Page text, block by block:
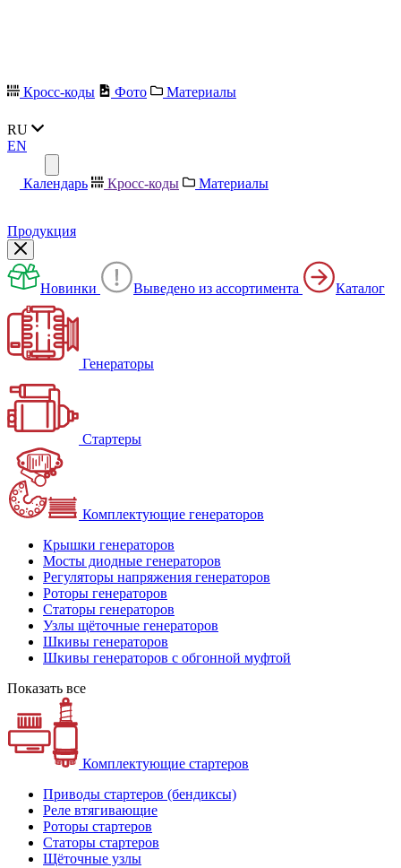
Кросс-коды Фото Материалы
RU
EN
Календарь Кросс-коды Материалы
Продукция
Новинки Выведено из ассортимента Каталог
Генераторы
Стартеры
Комплектующие генераторов
Крышки генераторов
Мосты диодные генераторов
Регуляторы напряжения генераторов
Роторы генераторов
Статоры генераторов
Узлы щёточные генераторов
Шкивы генераторов
Шкивы генераторов с обгонной муфтой
Показать все
Комплектующие стартеров
Приводы стартеров (бендиксы)
Реле втягивающие
Роторы стартеров
Статоры стартеров
Щёточные узлы